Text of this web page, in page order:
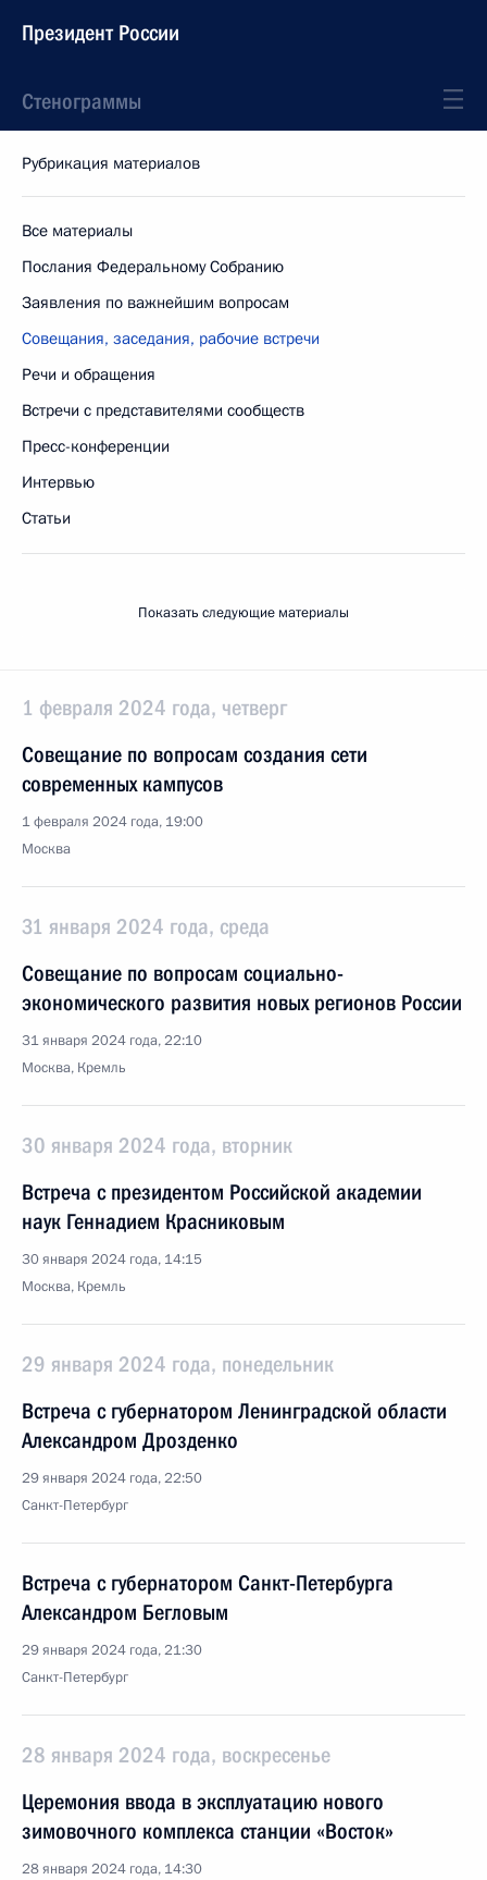
Президент России
Стенограммы
Рубрикация материалов
Все материалы
Послания Федеральному Собранию
Заявления по важнейшим вопросам
Совещания, заседания, рабочие встречи
Речи и обращения
Встречи с представителями сообществ
Пресс-конференции
Интервью
Статьи
Показать следующие материалы
1 февраля 2024 года, четверг
Совещание по вопросам создания сети
современных кампусов
1 февраля 2024 года, 19:00
Москва
31 января 2024 года, среда
Совещание по вопросам социально-
экономического развития новых регионов России
31 января 2024 года, 22:10
Москва, Кремль
30 января 2024 года, вторник
Встреча с президентом Российской академии
наук Геннадием Красниковым
30 января 2024 года, 14:15
Москва, Кремль
29 января 2024 года, понедельник
Встреча с губернатором Ленинградской области
Александром Дрозденко
29 января 2024 года, 22:50
Санкт-Петербург
Встреча с губернатором Санкт-Петербурга
Александром Бегловым
29 января 2024 года, 21:30
Санкт-Петербург
28 января 2024 года, воскресенье
Церемония ввода в эксплуатацию нового
зимовочного комплекса станции «Восток»
28 января 2024 года, 14:30